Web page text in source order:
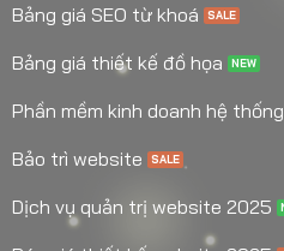
Bảng giá SEO từ khoá
Bảng giá thiết kế đồ họa
Phần mềm kinh doanh hệ thống
Bảo trì website
Dịch vụ quản trị website 2025